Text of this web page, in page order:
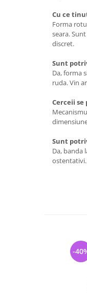
Cu ce
Forma
seara.
discret.
Sunt
Da, forma
ruda. Vin
Cerceii
Sunt
Da, banda
-